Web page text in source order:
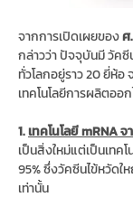
จากการเปิดเผยของศ
กล่าวว่า ปัจจุบันมี วัคซี
ทั่วโลกอยู่ราว 20 ยี่ห้
เทคโนโลยีการผลิตออ
1.เทคโนโลยี mRNA
เป็นสิ่งใหม่แต่เป็นเทค
95% ซึ่งวัคซีนไข้หวัด
เท่านั้น